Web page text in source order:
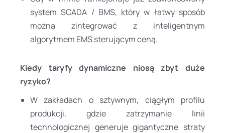
system SCADA / BMS, który w łatwy sposób
można zintegrować z inteligentnym
algorytmem EMS sterującym ceną.
Kiedy taryfy dynamiczne niosą zbyt duże
ryzyko?
W zakładach o sztywnym, ciągłym profilu
produkcji, gdzie zatrzymanie linii
technologicznej generuje gigantyczne straty